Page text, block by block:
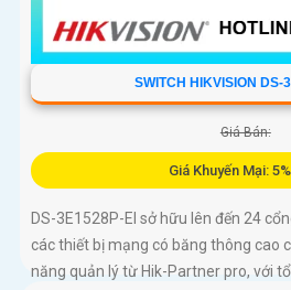
SWITCH HIKVISION DS-
Giá Bán:
Giá Khuyến Mại:
DS-3E1528P-EI sở hữu lên đến 24
các thiết bị mạng có băng thông cao
năng quản lý từ Hik-Partner pro, với